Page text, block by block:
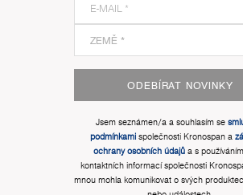
ODEBÍRAT NOVINKY
Jsem seznámen/a a souhlasím se
podmínkamispolečnosti Kronospan a
ochrany osobních údajů a s
kontaktních informací společnosti
mnou mohla komunikovat o svých